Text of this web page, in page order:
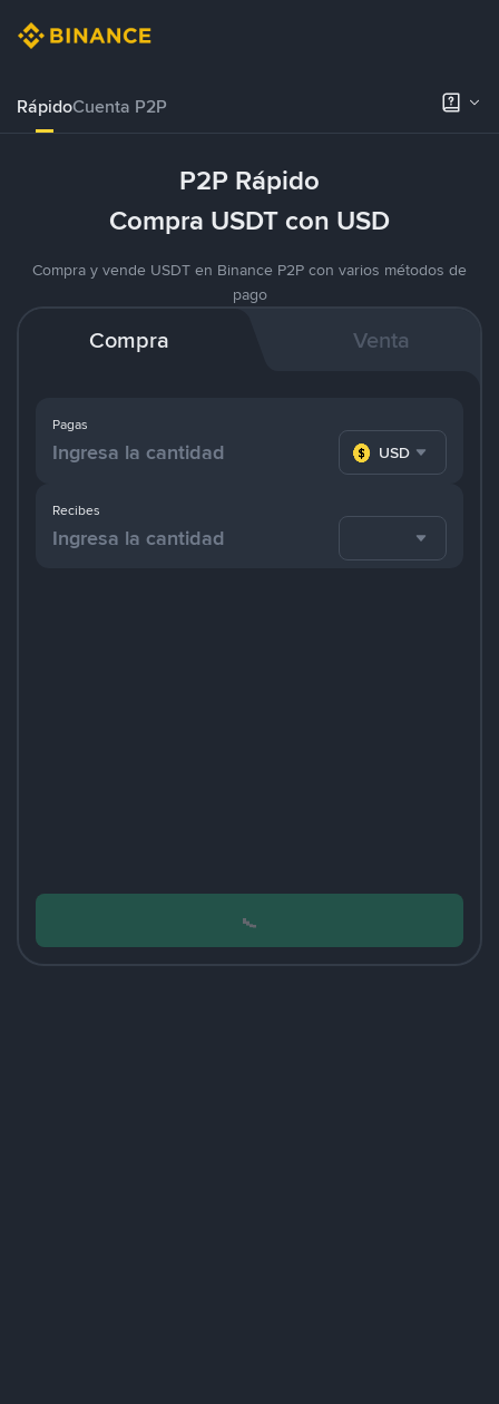
RápidoCuenta P2P
P2P Rápido
Compra USDT con USD
Compra y vende USDT en Binance P2P con varios métodos de
pago
Compra Venta
Pagas
USD
Recibes